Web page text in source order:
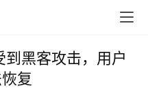
黑客攻击，用户
复